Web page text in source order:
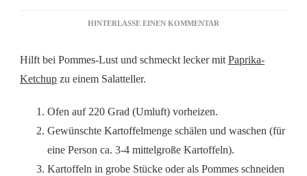
HINTERLASSE EINEN KOMMENTAR
Hilft bei Pommes-Lust und schmeckt lecker mitPaprika-
Ketchup zu einem Salatteller.
Ofen auf 220 Grad (Umluft) vorheizen.
Gewünschte Kartoffelmenge schälen und waschen (für
eine Person ca. 3-4 mittelgroße Kartoffeln).
Kartoffeln in grobe Stücke oder als Pommes schneiden